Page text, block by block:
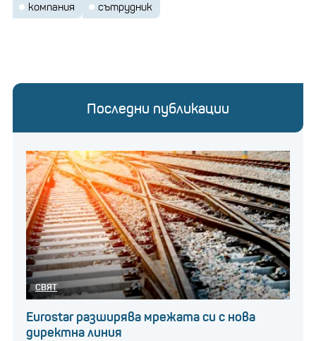
компания
сътрудник
Последни публикации
СВЯТ
Eurostar разширява мрежата си с нова
директна линия